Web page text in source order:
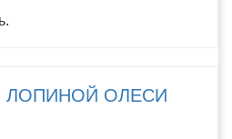
ЛОПИНОЙ ОЛЕСИ